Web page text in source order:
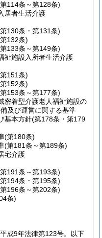
114条～第128条)
居者生活介護
130条・第131条)
132条)
133条～第149条)
祉施設入所者生活介護
151条)
152条)
153条～第177条)
密着型介護老人福祉施設の
及び運営に関する基準
基本方針(第178条・第179
(第180条)
(第181条～第189条)
宅介護
191条～第193条)
194条・第195条)
196条～第202条)
条)
成9年法律第123号。以下